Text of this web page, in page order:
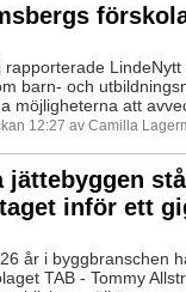
rapporterade LindeNytt
barn- och
möjligheterna att
12:27 av Camilla
jättebyggen
inför ett
år i byggbranschen
TAB - Tommy